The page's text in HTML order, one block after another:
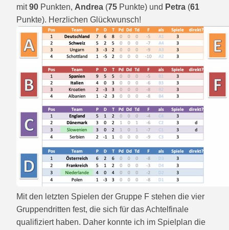
mit90 Punkten, Andrea (75 Punkte) und Petra (61
Punkte). Herzlichen Glückwunsch!
Mit den letzten Spielen der Gruppe F stehen die vier
Gruppendritten fest, die sich für das Achtelfinale
qualifiziert haben. Daher konnte ich im Spielplan die